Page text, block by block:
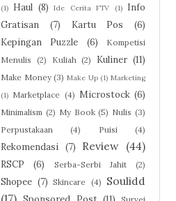
(1)
Haul (8) Ide Cerita FTV (1)
Info
Gratisan
(7) Kartu Pos
(6)
Kepingan Puzzle
(6)
Kompetisi
Menulis (2) Kuliah (2) Kuliner (11)
Make Money (3) Make Up (1) Marketing
(1) Marketplace (4) Microstock (6)
Minimalism (2) My Book (5) Nulis (3)
Perpustakaan
(4) Puisi (4)
Rekomendasi (7) Review (44)
RSCP (6) Serba-Serbi Jahit (2)
Shopee (7) Skincare (4) Soulidd
(17)